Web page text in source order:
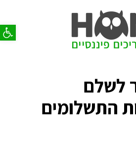
פתח
לשלם
התשלומים